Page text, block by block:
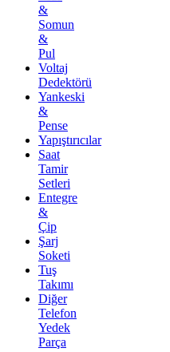
&
Somun
&
Pul
Voltaj
Dedektörü
Yankeski
&
Pense
Yapıştırıcılar
Saat
Tamir
Setleri
Entegre
&
Çip
Şarj
Soketi
Tuş
Takımı
Diğer
Telefon
Yedek
Parça